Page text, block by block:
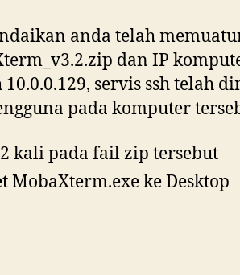
anda telah
dan IP
10.0.0.129, servis ssh telah
pada komputer
kali pada fail zip tersebut
MobaXterm.exe ke Desktop